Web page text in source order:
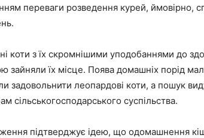
переваги розведення курей, ймовірно,
коти з їх скромнішими уподобаннями до
зайняли їх місце. Поява домашніх порід
задовольнити леопардові коти, а пошук
сільськогосподарського суспільства.
підтверджує ідею, що одомашнення